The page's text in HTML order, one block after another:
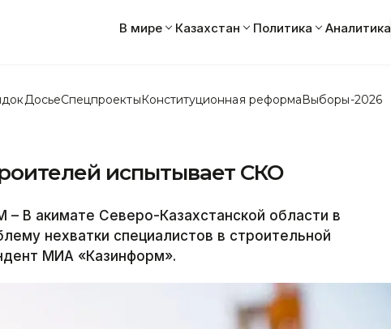
В мире Казахстан Политика Аналитика
ДосьеСпецпроектыКонституционная реформаВыборы-2026
испытывает СКО
В акимате Северо-Казахстанской области в
нехватки специалистов в строительной
МИА «Казинформ».